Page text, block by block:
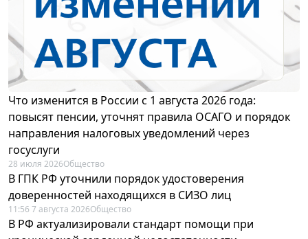
Что изменится в России с 1 августа 2026 года:
повысят пенсии, уточнят правила ОСАГО и порядок
направления налоговых уведомлений через
госуслуги
28 июля 2026Общество
В ГПК РФ уточнили порядок удостоверения
доверенностей находящихся в СИЗО лиц
11:56 7 августа 2026Общество
В РФ актуализировали стандарт помощи при